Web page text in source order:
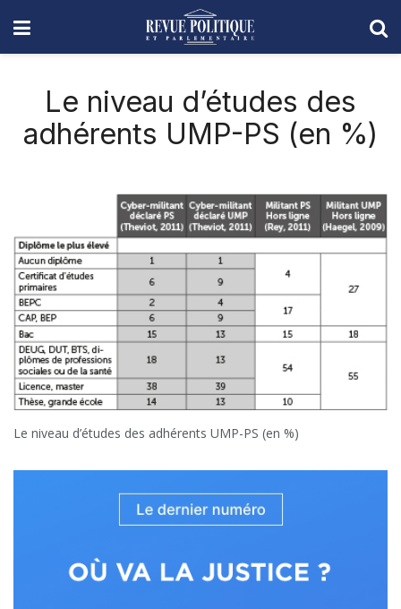
Le niveau d’études des
adhérents UMP-PS (en %)
Le niveau d’études des adhérents UMP-PS (en %)